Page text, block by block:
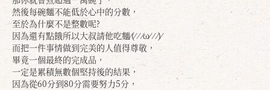
然後每碗麵不能低於心中的分數，
至於為什麼不是整數呢?
因為還有點餓所以大叔請他吃麵⁄(⁄ ⁄ ⁄ω⁄ ⁄ ⁄)⁄
而把一件事情做到完美的人值得尊敬，
畢竟一個最終的完成品，
一定是累積無數個堅持後的結果，
因為從60分到80分需要努力5分，